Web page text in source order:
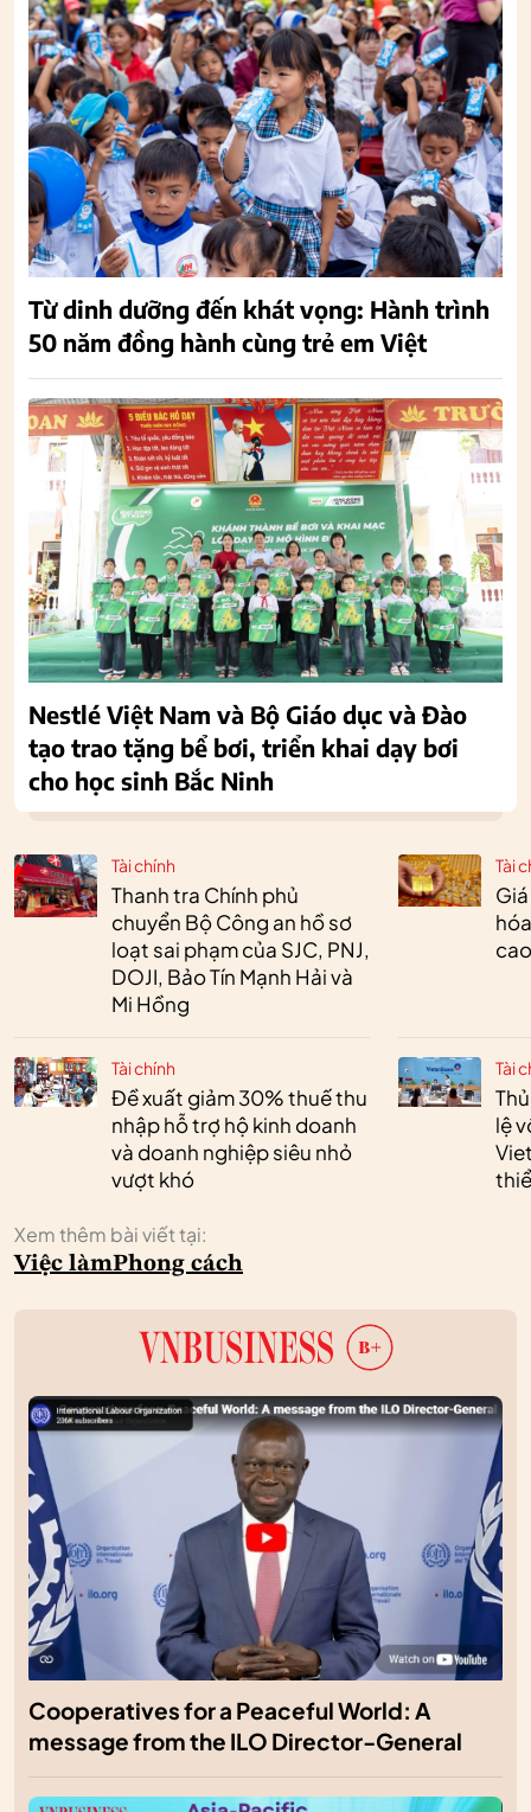
Tài chính
Thanh tra Chính phủ
chuyển Bộ Công an hồ sơ
loạt sai phạm của SJC, PNJ,
DOJI, Bảo Tín Mạnh Hải và
Mi Hồng
Tài chính
Đề xuất giảm 30% thuế thu
nhập hỗ trợ hộ kinh doanh
và doanh nghiệp siêu nhỏ
vượt khó
Tài
Tài
lệ
Xem thêm bài viết tại:
Việc làmPhong cách
Từ dinh dưỡng đến khát vọng: Hành trình
50 năm đồng hành cùng trẻ em Việt
Nestlé Việt Nam và Bộ Giáo dục và Đào
tạo trao tặng bể bơi, triển khai dạy bơi
cho học sinh Bắc Ninh
Cooperatives for a Peaceful World: A
message from the ILO Director-General